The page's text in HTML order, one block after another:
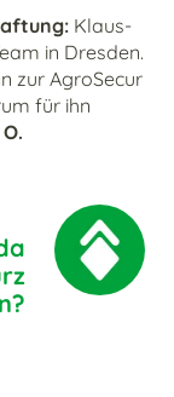
Klaus-
in Dresden.
zur AgroSecur
für ihn